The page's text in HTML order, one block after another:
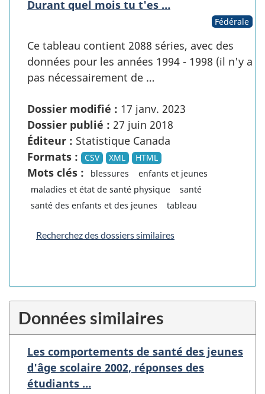
Durant quel mois tu t'es …
Fédérale
Ce tableau contient 2088 séries, avec des
données pour les années 1994 - 1998 (il n'y a
pas nécessairement de …
Dossier modifié : 17 janv. 2023
Dossier publié : 27 juin 2018
Éditeur : Statistique Canada
Formats :
CSV XML HTML
Mots clés : blessures
enfants et jeunes
maladies et état de santé physique
santé
santé des enfants et des jeunes
tableau
Recherchez des dossiers similaires
Données similaires
Les comportements de santé des jeunes
d'âge scolaire 2002, réponses des
étudiants …